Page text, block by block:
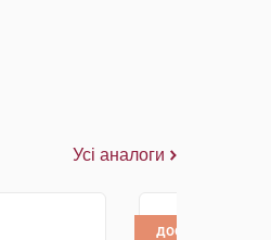
Усі аналоги
доставка